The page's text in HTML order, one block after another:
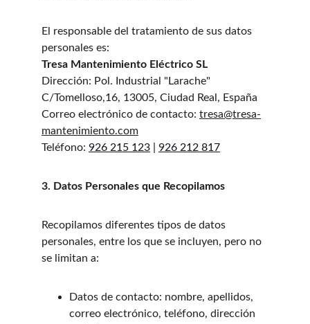
El responsable del tratamiento de sus datos
personales es:
Tresa Mantenimiento Eléctrico SL
Dirección: Pol. Industrial "Larache"
C/Tomelloso,16, 13005, Ciudad Real, España
Correo electrónico de contacto: tresa@tresa-
mantenimiento.com
Teléfono: 926 215 123 926 212 817
3. Datos Personales que Recopilamos
Recopilamos diferentes tipos de datos
personales, entre los que se incluyen, pero no
se limitan a:
Datos de contacto: nombre, apellidos,
correo electrónico, teléfono, dirección